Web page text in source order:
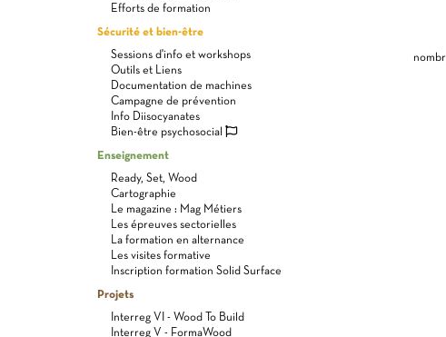
Efforts de formation
Sécurité et bien-être
Sessions d'info et workshops
Outils et Liens
Documentation de machines
Campagne de prévention
Info Diisocyanates
Bien-être psychosocial
Enseignement
Ready, Set, Wood
Cartographie
Le magazine : Mag Métiers
Les épreuves sectorielles
La formation en alternance
Les visites formative
Inscription formation Solid Surface
Projets
Interreg VI - Wood To Build
Interreg V - FormaWood